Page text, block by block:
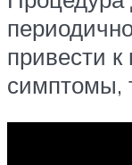
привести
симптомы,